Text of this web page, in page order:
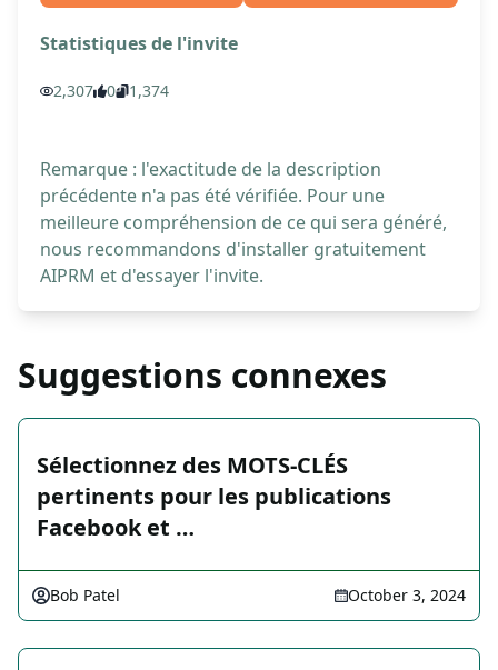
Statistiques de l'invite
2,307 0 1,374
Remarque : l'exactitude de la description
précédente n'a pas été vérifiée. Pour une
meilleure compréhension de ce qui sera généré,
nous recommandons d'installer gratuitement
AIPRM et d'essayer l'invite.
Suggestions connexes
Sélectionnez des MOTS-CLÉS
pertinents pour les publications
Facebook et …
Bob Patel October 3, 2024